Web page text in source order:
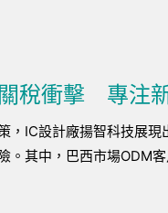
稅衝擊 專注
，IC設計廠揚智科技展
。其中，巴西市場ODM